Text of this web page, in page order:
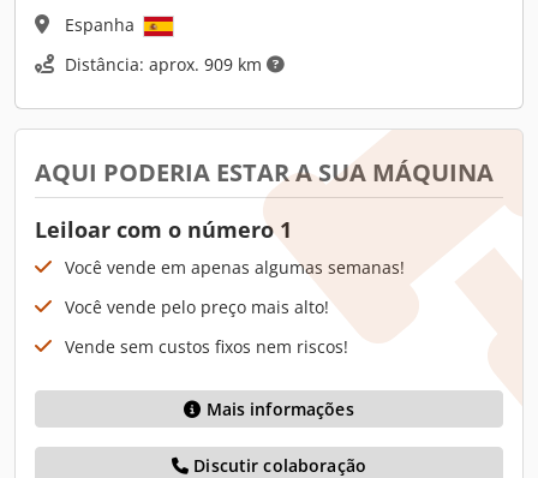
Espanha
Distância: aprox. 909 km
AQUI PODERIA ESTAR A SUA MÁQUINA
Leiloar com o número 1
Você vende em apenas algumas semanas!
Você vende pelo preço mais alto!
Vende sem custos fixos nem riscos!
Mais informações
Discutir colaboração